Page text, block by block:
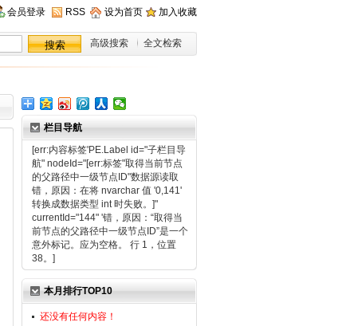
会员登录 RSS 设为首页 加入收藏
高级搜索 全文检索
栏目导航
[err:内容标签'PE.Label id="子栏目导
航" nodeId="[err:标签"取得当前节点
的父路径中一级节点ID"数据源读取
错，原因：在将 nvarchar 值 '0,141'
转换成数据类型 int 时失败。]"
currentId="144" '错，原因：“取得当
前节点的父路径中一级节点ID”是一个
意外标记。应为空格。 行 1，位置
38。]
本月排行TOP10
还没有任何内容！